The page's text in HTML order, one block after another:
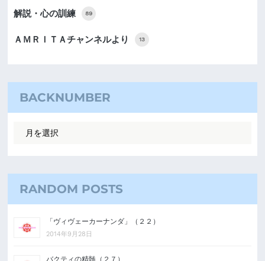
解説・心の訓練 89
ＡＭＲＩＴＡチャンネルより 13
BACKNUMBER
RANDOM POSTS
「ヴィヴェーカーナンダ」（２２）
2014年9月28日
バクティの精髄（２７）